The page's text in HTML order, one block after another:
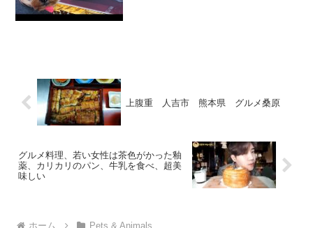
上腹重 人吉市 熊本県 グルメ桑原
グルメ料理、若い女性は茶色がかった釉
薬、カリカリのパン、牛乳を食べ、超美
味しい
ホーム Pets & Animals